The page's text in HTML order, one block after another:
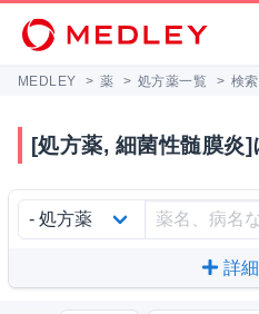
MEDLEY > 薬 > 処方薬一覧 > 検索
[処方薬, 細菌性髄膜炎
詳